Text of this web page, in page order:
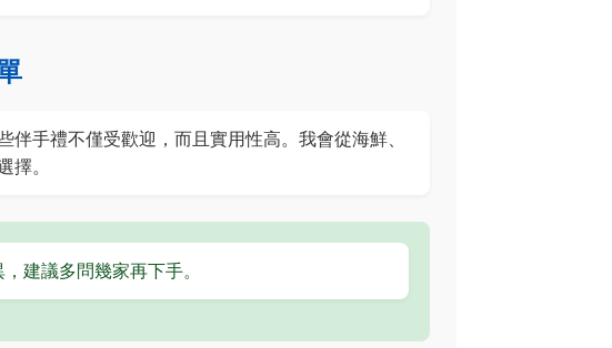
手禮不僅受歡迎，而且實用性高。我會從海鮮、
。
建議多問幾家再下手。